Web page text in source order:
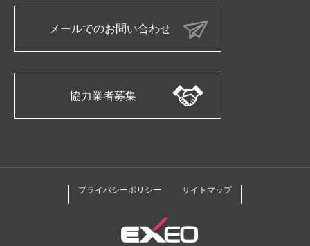
メールでのお問い合わせ
協力業者募集
プライバシーポリシー サイトマップ